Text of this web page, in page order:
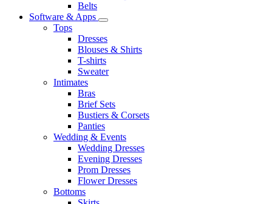
Belts
Software & Apps
Tops
Dresses
Blouses & Shirts
T-shirts
Sweater
Intimates
Bras
Brief Sets
Bustiers & Corsets
Panties
Wedding & Events
Wedding Dresses
Evening Dresses
Prom Dresses
Flower Dresses
Bottoms